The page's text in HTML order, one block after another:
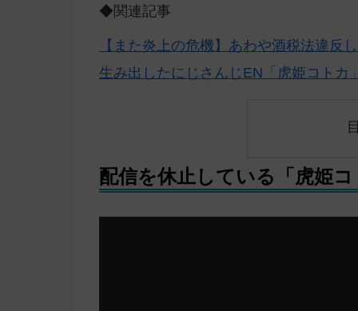
◆関連記事
【また炎上の危機】あわや酒税法違反
生み出したにじさんじEN「虎姫コトカ
配信を休止している「虎姫